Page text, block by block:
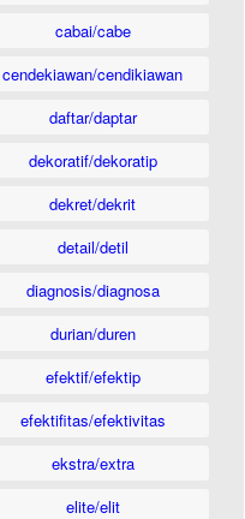
cabai/cabe
cendekiawan/cendikiawan
daftar/daptar
dekoratif/dekoratip
dekret/dekrit
detail/detil
diagnosis/diagnosa
durian/duren
efektif/efektip
efektifitas/efektivitas
ekstra/extra
elite/elit